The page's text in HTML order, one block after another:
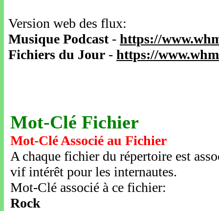
Version web des flux:
Musique Podcast- https://
Fichiers du Jour - https://
Mot-Clé Fichier
Mot-Clé Associé au Fichier
A chaque fichier du répertoire est
vif intérêt pour les internautes.
Mot-Clé associé à ce fichier:
Rock